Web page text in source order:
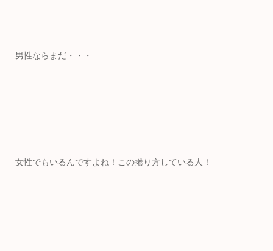
男性ならまだ・・・
女性でもいるんですよね！この捲り方している人！